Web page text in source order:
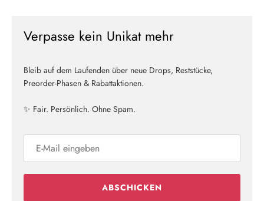
Verpasse kein Unikat mehr
Bleib auf dem Laufenden über neue Drops, Reststücke,
Preorder-Phasen & Rabattaktionen.
✨ Fair. Persönlich. Ohne Spam.
ABSCHICKEN